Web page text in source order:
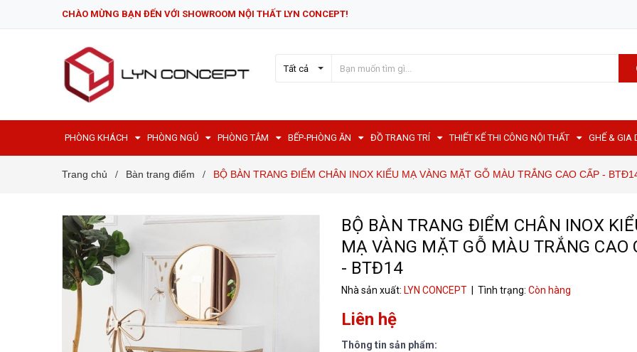
CHÀO MỪNG BẠN ĐẾN VỚI SHOWROOM NỘI THẤT LYN CONCEPT!
Tất cả
PHÒNG KHÁCH PHÒNG NGỦ PHÒNG TẮM BẾP-PHÒNG ĂN ĐỒ TRANG TRÍ THIẾT KẾ THI CÔNG NỘI THẤT GHẾ & GIA
Trang chủ / Bàn trang điểm / BỘ BÀN TRANG ĐIỂM CHÂN INOX KIỂU MẠ VÀNG MẶT GỖ MÀU TRẮNG CAO CẤP -
BỘ BÀN TRANG ĐIỂM CHÂN INOX
MẠ VÀNG MẶT GỖ MÀU TRẮNG CAO
- BTĐ14
Nhà sản xuất: LYN CONCEPT | Tình trạng: Còn hàng
Liên hệ
Thông tin sản phẩm: